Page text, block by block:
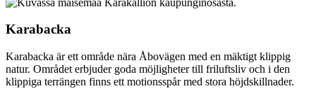
Karabacka
Karabacka är ett område nära Åbovägen med en mäktigt klippig
natur. Området erbjuder goda möjligheter till friluftsliv och i den
klippiga terrängen finns ett motionsspår med stora höjdskillnader.